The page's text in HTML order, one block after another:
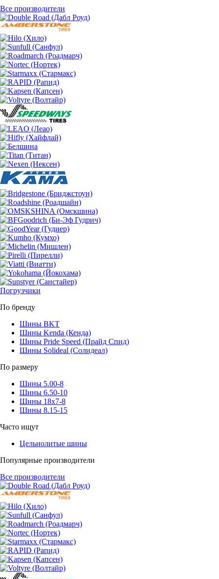
Все производители
Погрузчики
По бренду
Шины BKT
Шины Kenda (Кенда)
Шины Pride Speed (Прайд Спид)
Шины Solideal (Солидеал)
По размеру
Шины 5.00-8
Шины 6.50-10
Шины 18x7-8
Шины 8.15-15
Часто ищут
Цельнолитые шины
Популярные производители
Все производители